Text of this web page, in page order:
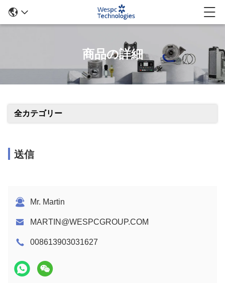
商品の詳細
全カテゴリー
送信
Mr. Martin
MARTIN@WESPCGROUP.COM
008613903031627